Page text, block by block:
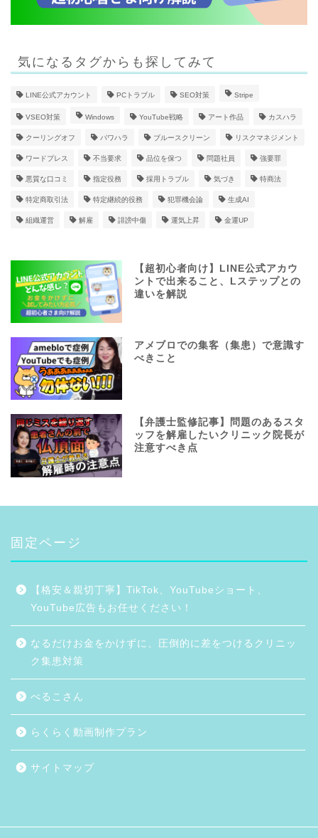
気になるタグからも探してみて
LINE公式アカウント PCトラブル SEO対策 Stripe
VSEO対策 Windows YouTube戦略 アート作品 カスハラ
クーリングオフ パワハラ ブルースクリーン リスクマネジメント
ワードプレス 不当要求 品位を保つ 問題社員 強要罪
悪質な口コミ 指定役務 採用トラブル 気づき 特商法
特定商取引法 特定継続的役務 犯罪機会論 生成AI
組織運営 解雇 誹謗中傷 運気上昇 金運UP
【超初心者向け】LINE公式アカウ
ントで出来ること、Lステップとの
違いを解説
アメブロでの集客（集患）で意識す
べきこと
【弁護士監修記事】問題のあるスタ
ッフを解雇したいクリニック院長が
注意すべき点
固定ページ
【格安＆親切丁寧】TikTok、YouTubeショート、
YouTube広告もお任せください！
なるだけお金をかけずに、圧倒的に差をつけるクリニッ
ク集患対策
べるこさん
らくらく動画制作プラン
サイトマップ